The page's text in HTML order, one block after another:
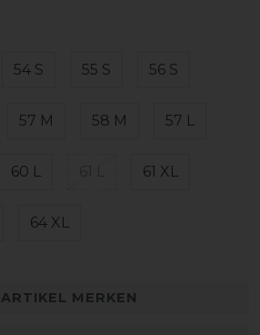
54 S 55 S 56 S
57 M 58 M 57 L
60 L 61 XL
64 XL
ARTIKEL MERKEN